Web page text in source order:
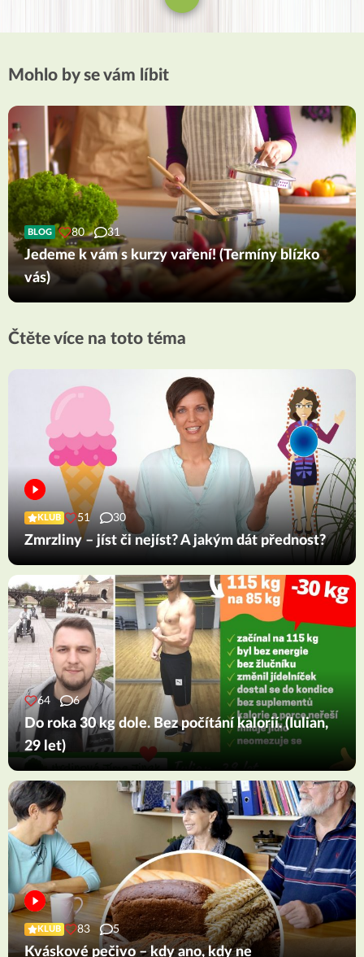
Mohlo by se vám líbit
BLOG 80 31
Jedeme k vám s kurzy vaření! (Termíny blízko
vás)
Čtěte více na toto téma
KLUB 51 30
Zmrzliny – jíst či nejíst? A jakým dát přednost?
64 6
Do roka 30 kg dole. Bez počítání kalorií. (Iulian,
29 let)
KLUB 83 5
Kváskové pečivo – kdy ano, kdy ne